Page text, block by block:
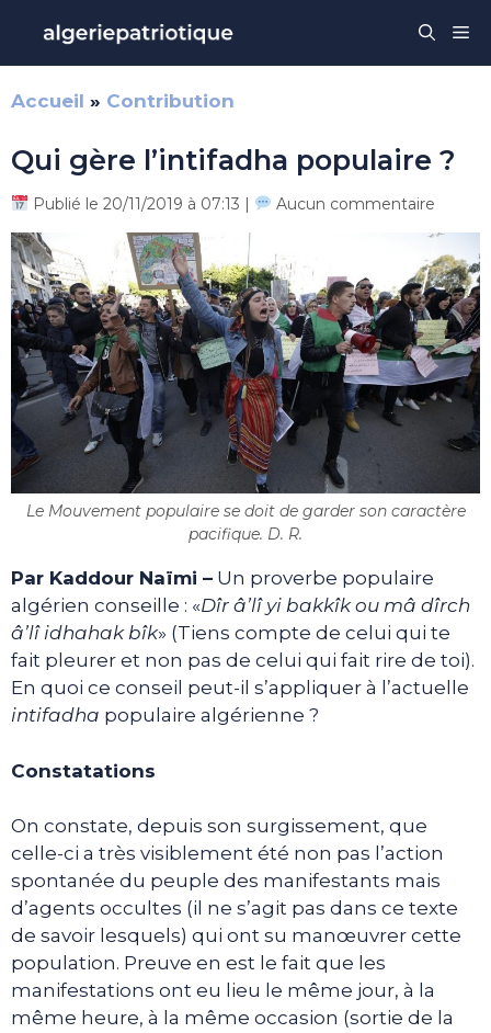
contenu
Accueil » Contribution
Qui gère l’intifadha populaire ?
Publié le 20/11/2019 à 07:13 | Aucun commentaire
Le Mouvement populaire se doit de garder son caractère
pacifique. D. R.
Par Kaddour Naïmi – Un proverbe populaire
algérien conseille : «Dîr â’lî yi bakkîk ou mâ dîrch
â’lî idhahak bîk» (Tiens compte de celui qui te
fait pleurer et non pas de celui qui fait rire de toi).
En quoi ce conseil peut-il s’appliquer à l’actuelle
intifadha populaire algérienne ?
Constatations
On constate, depuis son surgissement, que
celle-ci a très visiblement été non pas l’action
spontanée du peuple des manifestants mais
d’agents occultes (il ne s’agit pas dans ce texte
de savoir lesquels) qui ont su manœuvrer cette
population. Preuve en est le fait que les
manifestations ont eu lieu le même jour, à la
même heure, à la même occasion (sortie de la